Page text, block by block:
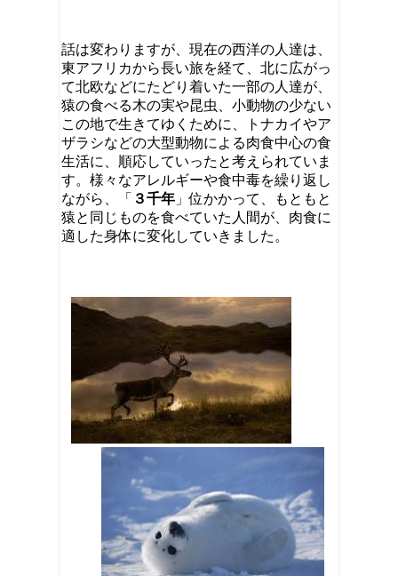
話は変わりますが、現在の西洋の人達は、
東アフリカから長い旅を経て、北に広がっ
て北欧などにたどり着いた一部の人達が、
猿の食べる木の実や昆虫、小動物の少ない
この地で生きてゆくために、トナカイやア
ザラシなどの大型動物による肉食中心の食
生活に、順応していったと考えられていま
す。様々なアレルギーや食中毒を繰り返し
ながら、「 ３千年 」位かかって、もともと
猿と同じものを食べていた人間が、肉食に
適した身体に変化していきました。